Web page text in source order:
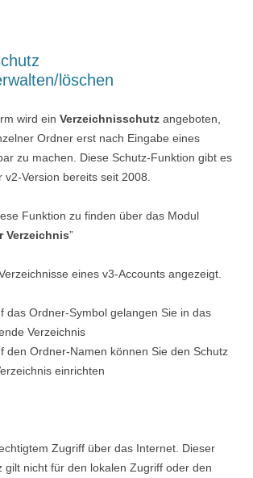
löschen
wird ein Verzeichnisschutz angeboten,
Ordner erst nach Eingabe eines
zu machen. Diese Schutz-Funktion gibt es
v2-Version bereits seit 2008.
Funktion zu finden über das Modul
Verzeichnis”
eines v3-Accounts angezeigt.
das Ordner-Symbol gelangen Sie in das
Verzeichnis
den Ordner-Namen können Sie den Schutz
einrichten
Zugriff über das Internet. Dieser
gilt nicht für den lokalen Zugriff oder den